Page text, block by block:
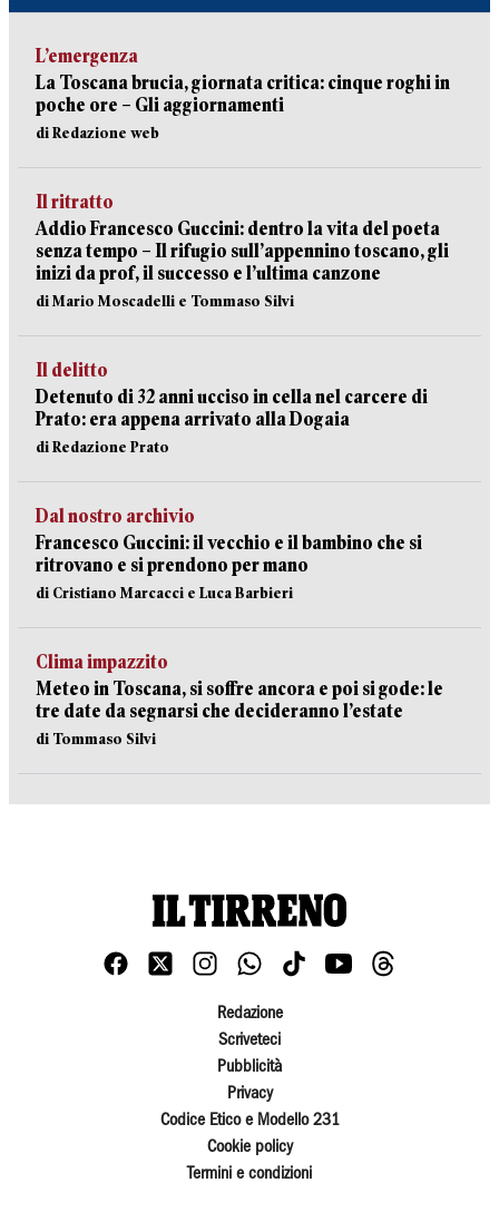
L’emergenza
La Toscana brucia, giornata critica: cinque roghi in
poche ore – Gli aggiornamenti
di Redazione web
Il ritratto
Addio Francesco Guccini: dentro la vita del poeta
senza tempo – Il rifugio sull’appennino toscano, gli
inizi da prof, il successo e l’ultima canzone
di Mario Moscadelli e Tommaso Silvi
Il delitto
Detenuto di 32 anni ucciso in cella nel carcere di
Prato: era appena arrivato alla Dogaia
di Redazione Prato
Dal nostro archivio
Francesco Guccini: il vecchio e il bambino che si
ritrovano e si prendono per mano
di Cristiano Marcacci e Luca Barbieri
Clima impazzito
Meteo in Toscana, si soffre ancora e poi si gode: le
tre date da segnarsi che decideranno l’estate
di Tommaso Silvi
Redazione
Scriveteci
Pubblicità
Privacy
Codice Etico e Modello 231
Cookie policy
Termini e condizioni